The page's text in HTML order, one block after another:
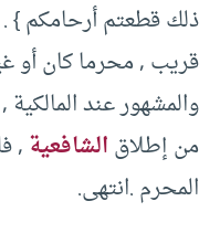
ذلك قطعتم أرحامكم } .
قريب , محرما كان أو
والمشهور عند
من إطلاقالشافعية,
المحرم .انتهى.